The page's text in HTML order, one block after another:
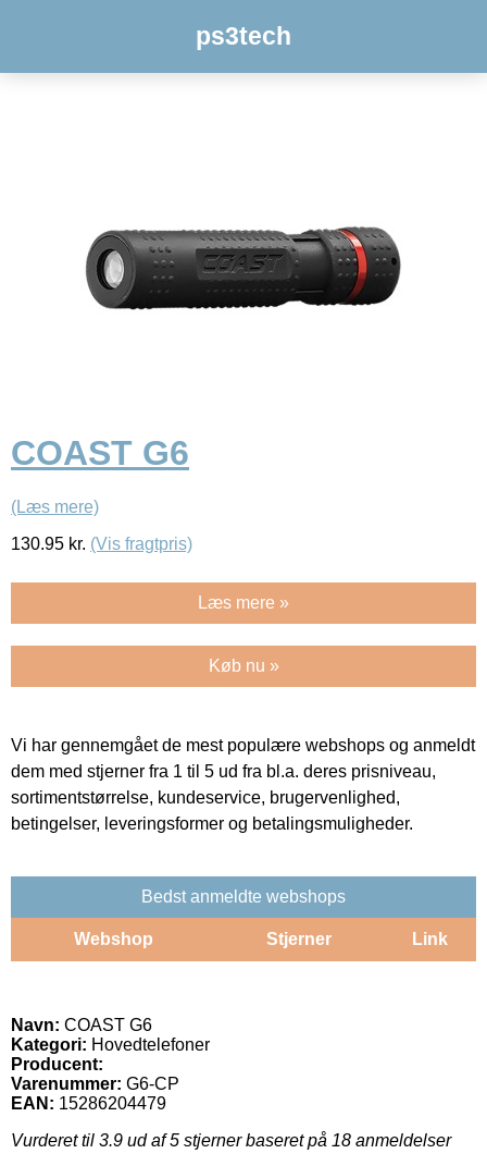
ps3tech
COAST G6
(Læs mere)
130.95 kr. (Vis fragtpris)
Læs mere »
Køb nu »
Vi har gennemgået de mest populære webshops og anmeldt
dem med stjerner fra 1 til 5 ud fra bl.a. deres prisniveau,
sortimentstørrelse, kundeservice, brugervenlighed,
betingelser, leveringsformer og betalingsmuligheder.
Bedst anmeldte webshops
Webshop Stjerner Link
Navn: COAST G6
Kategori: Hovedtelefoner
Producent:
Varenummer: G6-CP
EAN: 15286204479
Vurderet til 3.9 ud af 5 stjerner baseret på 18 anmeldelser